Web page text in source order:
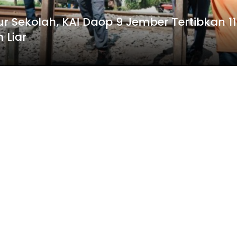
Sekolah, KAI Daop 9 Jember Tertibkan 11
Liar